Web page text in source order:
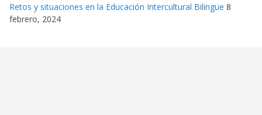
Retos y situaciones en la Educación Intercultural Bilingüe 8
febrero, 2024